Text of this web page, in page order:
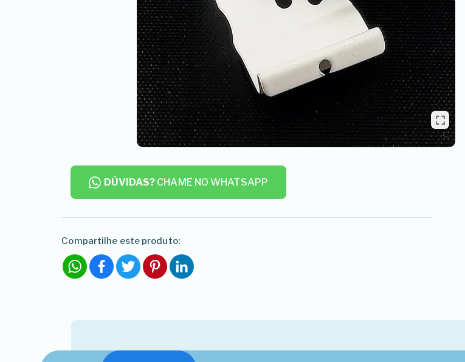
DÚVIDAS? CHAME NO WHATSAPP
Compartilhe este produto:
WhatsAppFacebookTwitterPinterest